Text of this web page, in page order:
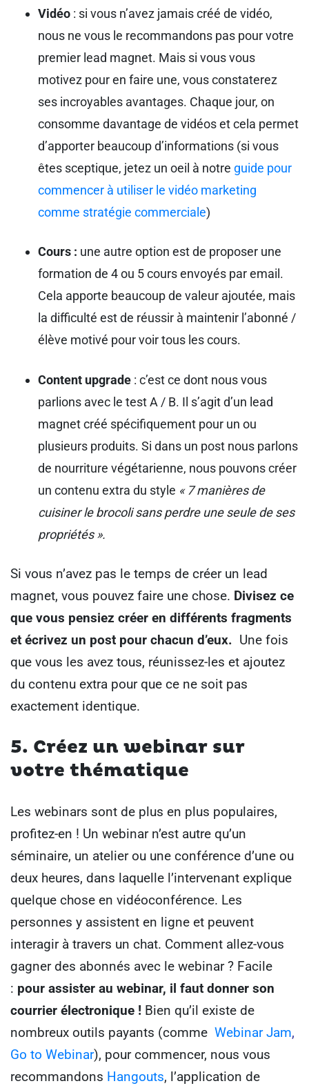
Vidéo : si vous n’avez jamais créé de vidéo,
nous ne vous le recommandons pas pour votre
premier lead magnet. Mais si vous vous
motivez pour en faire une, vous constaterez
ses incroyables avantages. Chaque jour, on
consomme davantage de vidéos et cela permet
d’apporter beaucoup d’informations (si vous
êtes sceptique, jetez un oeil à notre guide pour
commencer à utiliser le vidéo marketing
comme stratégie commerciale)
Cours : une autre option est de proposer une
formation de 4 ou 5 cours envoyés par email.
Cela apporte beaucoup de valeur ajoutée, mais
la difficulté est de réussir à maintenir l’abonné /
élève motivé pour voir tous les cours.
Content upgrade : c’est ce dont nous vous
parlions avec le test A / B. Il s’agit d’un lead
magnet créé spécifiquement pour un ou
plusieurs produits. Si dans un post nous parlons
de nourriture végétarienne, nous pouvons créer
un contenu extra du style « 7 manières de
cuisiner le brocoli sans perdre une seule de ses
propriétés ».
Si vous n’avez pas le temps de créer un lead
magnet, vous pouvez faire une chose. Divisez ce
que vous pensiez créer en différents fragments
et écrivez un post pour chacun d’eux. Une fois
que vous les avez tous, réunissez-les et ajoutez
du contenu extra pour que ce ne soit pas
exactement identique.
5. Créez un webinar sur
votre thématique
Les webinars sont de plus en plus populaires,
profitez-en ! Un webinar n’est autre qu’un
séminaire, un atelier ou une conférence d’une ou
deux heures, dans laquelle l’intervenant explique
quelque chose en vidéoconférence. Les
personnes y assistent en ligne et peuvent
interagir à travers un chat. Comment allez-vous
gagner des abonnés avec le webinar ? Facile
: pour assister au webinar, il faut donner son
courrier électronique ! Bien qu’il existe de
nombreux outils payants (comme Webinar Jam,
Go to Webinar), pour commencer, nous vous
recommandons Hangouts, l’application de